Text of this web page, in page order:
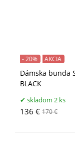
Dámska bunda
BLACK
- 20% AKCIA
skladom 2 ks
136 € 170 €